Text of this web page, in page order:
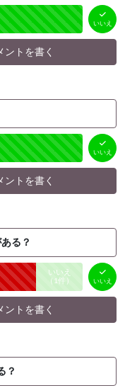
いいえ
ントを書く
いいえ
ントを書く
る？
未投票
いいえ
（ 1件） いいえ
ントを書く
？